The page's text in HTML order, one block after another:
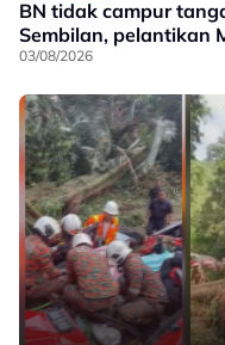
BN tidak campur
Sembilan, pelantikan
03/08/2026